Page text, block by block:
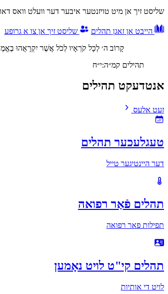
שליסט זיך אן מיט טויזנטער איבער דער וועלט וואס
הייבט אן זאגן תהלים
שליסט זיך אן צו א גרופע
קָרוֹב ה׳ לְכָל קֹרְאָיו לְכֹל אֲשֶׁר יִקְרָאֻהוּ
תהילים קמ״ה:י״ח
אנטדעקט תהילים
זעט אלעס
טעגלעכער תהלים
דער היינטיגער טייל
תהלים פֿאַר רפואה
תפילות פאר רפואה
תהלים קי"ט לויט נאָמען
לויט די אותיות